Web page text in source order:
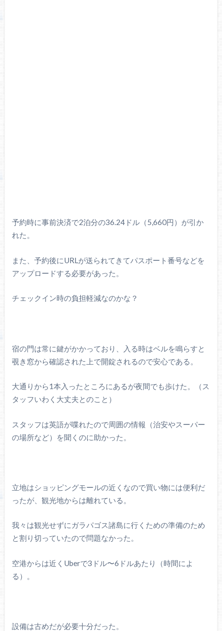
予約時に事前決済で2泊分の36.24ドル（5,660円）が引か
れた。
また、予約後にURLが送られてきてパスポート番号などを
アップロードする必要があった。
チェックイン時の負担軽減なのかな？
宿の門は常に鍵がかかっており、入る時はベルを鳴らすと
覗き窓から確認された上で開錠されるので安心である。
大通りから1本入ったところにあるが夜間でも歩けた。（ス
タッフいわく大丈夫とのこと）
スタッフは英語が喋れたので周囲の情報（治安やスーパー
の場所など）を聞くのに助かった。
立地はショッピングモールの近くなので買い物には便利だ
ったが、観光地からは離れている。
我々は観光せずにガラパゴス諸島に行くための準備のため
と割り切っていたので問題なかった。
空港からは近くUberで3ドル〜6ドルあたり（時間によ
る）。
設備は古めだが必要十分だった。